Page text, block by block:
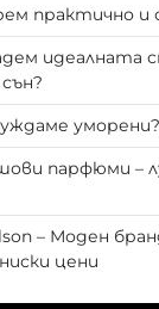
практично и
идеалната
уморени?
парфюми –
– Моден
цени